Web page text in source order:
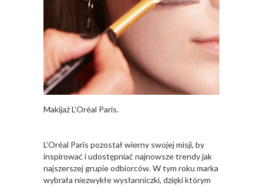
Makijaż L’Oréal Paris.
L’Oréal Paris pozostał wierny swojej misji, by
inspirować i udostępniać najnowsze trendy jak
najszerszej grupie odbiorców. W tym roku marka
wybrała niezwykłe wysłanniczki, dzięki którym